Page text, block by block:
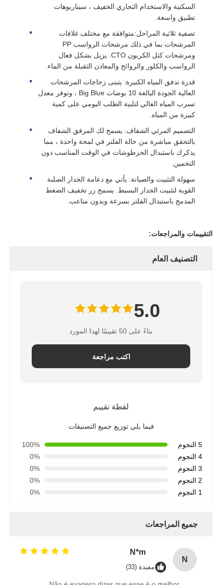
وعاء الضغط FRP
خزان محلول ملح منقي المياه
راتنج التبادل الأيوني
صمام التحكم في المرشح
صمام الملف اللولبي
مقياس الضغط
السكنية والاستخدام التجاري الخفيف ، سيناريوهات
تطبيق واسعة.
تصفية ثلاثية المراحل:متوافقة مع مختلف غلافات
المرشحات بما في ذلك مرشحات الرواسب PP
ومرشحات كتل الكربون CTO. يزيل بشكل فعال
الرواسب والكلور والروائح والمعادن الثقيلة من الماء.
قدرة تدفق المياه الكبيرة: يتبنى زجاجات المرشحات
العالية الجودة البالغة 10 بوصات Big Blue ، وتوفر معدل
تسرب المياه العالي لتلبية الطلب اليومي على كمية
كبيرة من المياه.
التصميم المرئي الشفاف: يسمح لك المرفق الشفاف
بالتحقق مباشرة من حالة الفلتر في لمحة واحدة ، مما
يذكرك باستبدال الخرطوشات في الوقت المناسب دون
التخمين.
سهولة التثبيت والصيانة: يأتي مع دعامة الجدار الصلبة
القوية لتثبيت الجدار البسيط. يسمح زر تخفيف الضغط
المدمج باستبدال الفلتر بسرعة وبدون متاعب.
التقييمات والمراجعات:
التصنيف العام
5.0
بناءً على 50 تقييمًا لهذا المورد
اكتب مراجعة
لقطة تقييم
فيما يلي توزيع جميع التصنيفات
5 النجوم
100%
4 النجوم
0%
3 النجوم
0%
2 النجوم
0%
1 النجوم
0%
جميع المراجعات
N
N*m
مفيدة (33)